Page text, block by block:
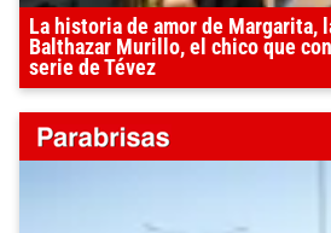
La historia de amor de Margarita,
Balthazar Murillo, el chico que
serie de Tévez